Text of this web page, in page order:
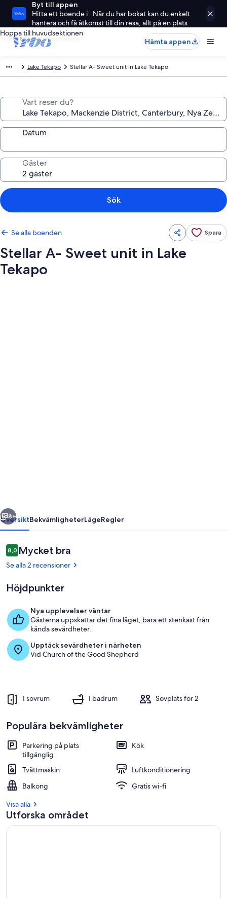
Byt till appen
Hitta ett boende i . När du har bokat kan du enkelt
hantera och få åtkomst till din resa, allt på en plats.
Hoppa till huvudsektionen
Hämta appen
Lake Tekapo Stellar A- Sweet unit in Lake Tekapo
Vart reser du?
Datum
Gäster
Sök
Se alla boenden Spara
Stellar A- Sweet unit in Lake
Tekapo
Tekapo
Exteriör
8+
ÖversiktBekvämligheterLägeRegler
Recensioner
8,08,0 av 10,
Mycket bra
Se alla 2 recensioner
Höjdpunkter
Nya upplevelser väntar
Gästerna uppskattar det fina läget, bara ett stenkast från
kända sevärdheter.
Upptäck sevärdheter i närheten
Vid Church of the Good Shepherd
1 sovrum 1 badrum Sovplats för 2
Populära bekvämligheter
Parkering på plats
tillgänglig
Kök
Tvättmaskin
Luftkonditionering
Balkong
Gratis wi-fi
Visa alla
Utforska området